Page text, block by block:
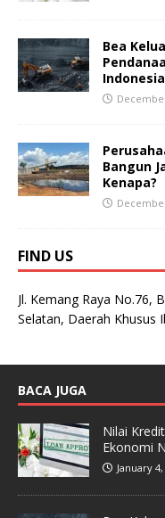
Bea
Indonesia
Bangun
Kenapa?
FIND US
Jl. Kemang Raya No.76,
Selatan, Daerah Khusus
BACA JUGA
Nilai
Ekonomi
January